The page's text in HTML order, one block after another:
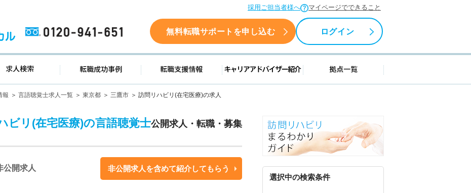
採用ご担当者様へ マイページでできること
0120-941-651 無料転職サポートを申し込む ログイン
イド 求人検索 転職成功事例 転職支援情報 キャリアアドバイザー紹介 拠点一覧
報 言語聴覚士求人一覧 東京都 三鷹市 訪問リハビリ(在宅医療)の求人
ビリ(在宅医療)の言語聴覚士公開求人・転職・募集
公開求人 非公開求人を含めて紹介してもらう
選択中の検索条件